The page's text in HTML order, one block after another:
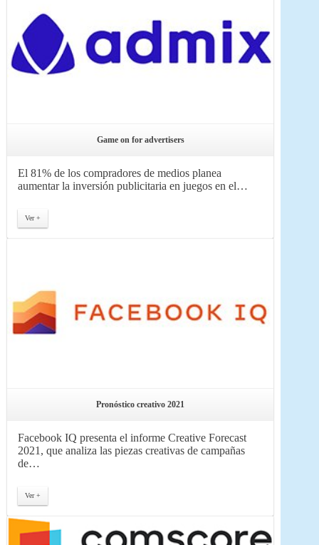
Game on for advertisers
El 81% de los compradores de medios planea
aumentar la inversión publicitaria en juegos en el…
Ver +
Pronóstico creativo 2021
Facebook IQ presenta el informe Creative Forecast
2021, que analiza las piezas creativas de campañas
de…
Ver +